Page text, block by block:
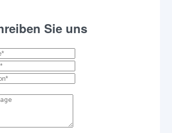
Sie uns